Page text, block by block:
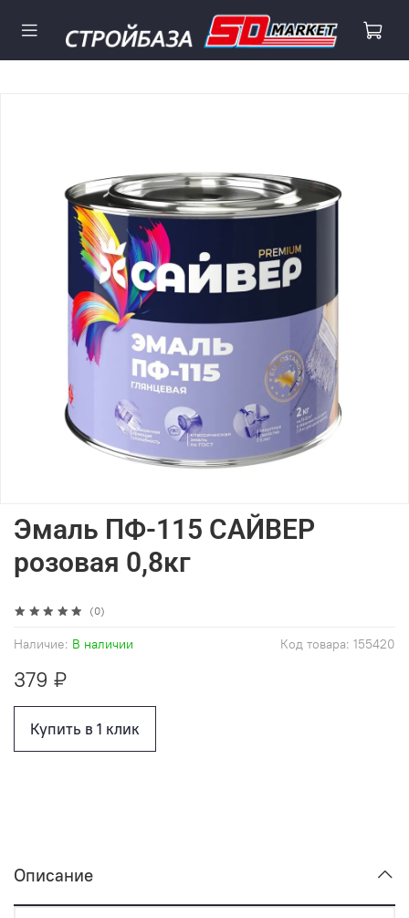
(0)
Код товара: 155420
Наличие: В наличии
Эмаль ПФ-115 САЙВЕР
розовая 0,8кг
379 ₽
Купить в 1 клик
Описание